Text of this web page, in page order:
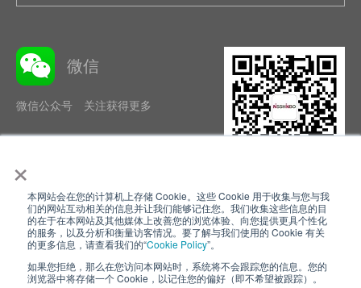
×
本网站会在您的计算机上存储 Cookie。这些 Cookie 用于收集与您与我
们的网站互动相关的信息并让我们能够记住您。我们收集这些信息的目
的在于在本网站及其他媒体上改善您的浏览体验、向您提供更具个性化
的服务，以及分析和衡量访客情况。要了解与我们使用的 Cookie 有关
的更多信息，请查看我们的“Cookie Policy”。
如果您拒绝，那么在您访问本网站时，系统将不会跟踪您的信息。您的
浏览器中将存储一个 Cookie，以记住您的偏好（即不希望被跟踪）。
微信
微信公众号 关注获得更多
隐私政策 使用条款
Cookie Policy 网站地图
Nisshinbo Holdings Inc.